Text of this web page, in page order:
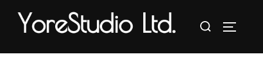
Search